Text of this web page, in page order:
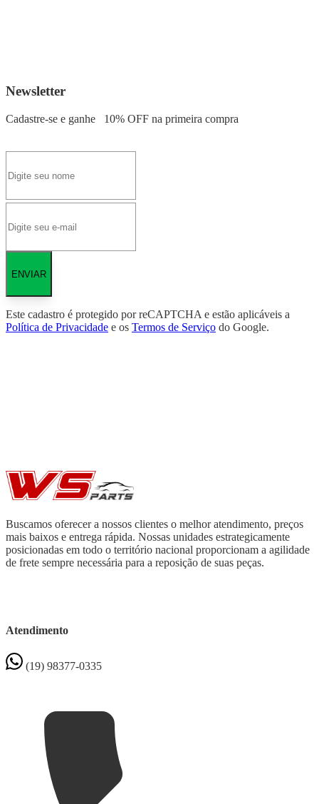
Newsletter
Cadastre-se e ganhe 10% OFF na primeira compra
ENVIAR
Este cadastro é protegido por reCAPTCHA e estão aplicáveis a
Política de Privacidade e os Termos de Serviço do Google.
Buscamos oferecer a nossos clientes o melhor atendimento, preços
mais baixos e entrega rápida. Nossas unidades estrategicamente
posicionadas em todo o território nacional proporcionam a agilidade
de frete sempre necessária para a reposição de suas peças.
Atendimento
(19) 98377-0335